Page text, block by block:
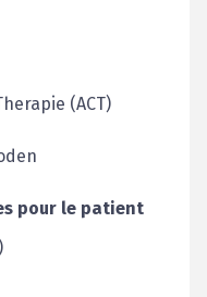
(ACT)
pour le patient